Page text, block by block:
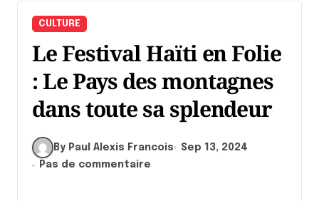
CULTURE
Le Festival Haïti en Folie
: Le Pays des montagnes
dans toute sa splendeur
By Paul Alexis Francois
Sep 13, 2024
Pas de commentaire